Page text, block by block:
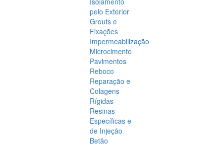
pelo Exterior
Grouts e
Fixações
Impermeabilização
Microcimento
Pavimentos
Reboco
Reparação e
Colagens
Rígidas
Resinas
Específicas e
de Injeção
Betão